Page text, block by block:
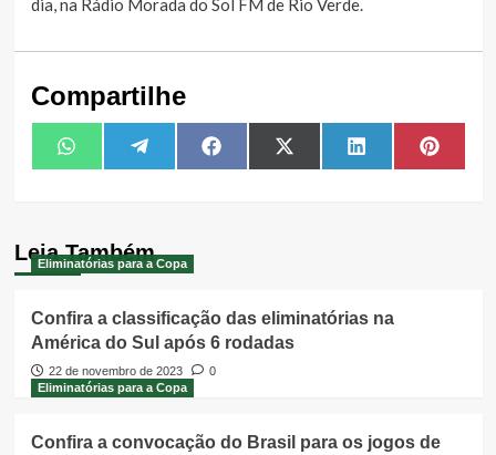
Compartilhe
Share
on
WhatsAppShare
on
TelegramShare
on
FacebookShare
on
X
(Twitter)
Share
on
LinkedIn Share
on
Leia Também
Eliminatórias para a Copa
Confira a classificação das eliminatórias na
América do Sul após 6 rodadas
22 de novembro de 2023
0
Eliminatórias para a Copa
Confira a convocação do Brasil para os jogos de